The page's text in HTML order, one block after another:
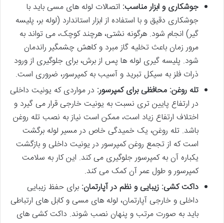
جوشکاری و ابزار مناسب: اتصالات لوله های مسی باید با
جوشکاری دقیق و با استفاده از ابزار استاندارد (لوله بر، پلیسه
گیر) انجام شود. هرگونه نشتی، هرچند کوچک، می تواند به
مرور زمان باعث تخلیه گاز مبرد و کاهش چشمگیر راندمان
شود. پلیسه گیری لوله ها پس از برش، برای جلوگیری از ورود
ذرات فلز به سیکل تبرید و آسیب به کمپرسور، ضروری است.
تله روغن: محافظی برای کمپرسور: در مواردی که یونیت داخلی
در ارتفاع پایین تری نسبت به یونیت خارجی قرار می گیرد و
اختلاف ارتفاع زیاد است، ممکن است نیاز به نصب تله روغن
باشد. تله روغن، یک خمیدگی خاص در مسیر لوله برگشت
است که از تجمع روغن کمپرسور در یونیت داخلی و بازگشت
یکباره آن به کمپرسور جلوگیری می کند. این کار به سلامت
کمپرسور و طول عمر آن کمک می کند.
داکت کشی: زیبایی و نظم در آپارتمان: برای حفظ زیبایی
داخلی و خارجی آپارتمان، لوله های مسی و کابل های ارتباطی
باید به صورت مرتب و پنهان نصب شوند. داکت کشی های